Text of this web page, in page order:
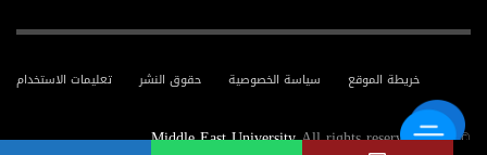
تعليمات الاستخدام حقوق النشر سياسة الخصوصية خريطة الموقع
© 2025
Middle East UniversityAll rights reserved.